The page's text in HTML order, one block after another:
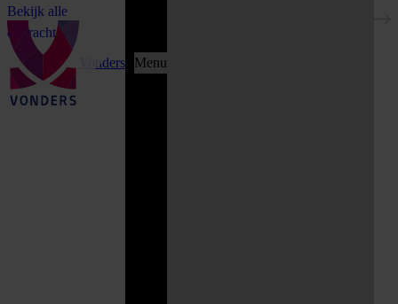
Vonders Menu
Bekijk alle
opdrachten